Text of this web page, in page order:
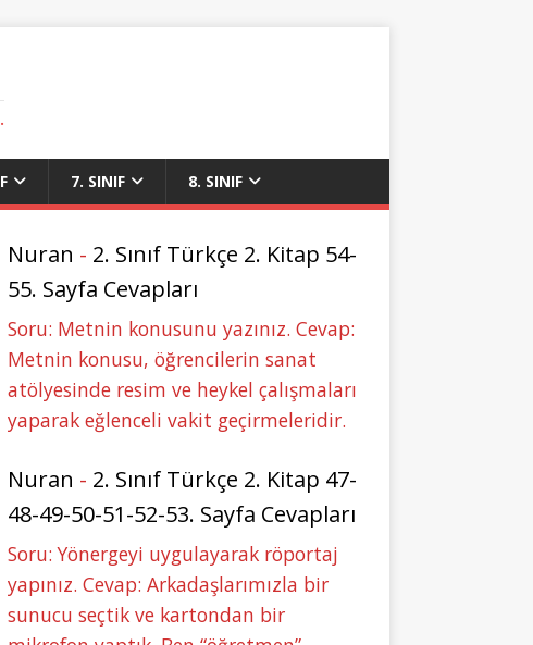
7. SINIF 8. SINIF
Nuran - 2. Sınıf Türkçe 2. Kitap 54-
55. Sayfa Cevapları
Soru: Metnin konusunu yazınız. Cevap:
Metnin konusu, öğrencilerin sanat
atölyesinde resim ve heykel çalışmaları
yaparak eğlenceli vakit geçirmeleridir.
Nuran - 2. Sınıf Türkçe 2. Kitap 47-
48-49-50-51-52-53. Sayfa Cevapları
Soru: Yönergeyi uygulayarak röportaj
yapınız. Cevap: Arkadaşlarımızla bir
sunucu seçtik ve kartondan bir